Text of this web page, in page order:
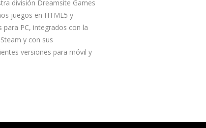
división Dreamsite Games
juegos en HTML5 y
para PC, integrados con la
y con sus
versiones para móvil y